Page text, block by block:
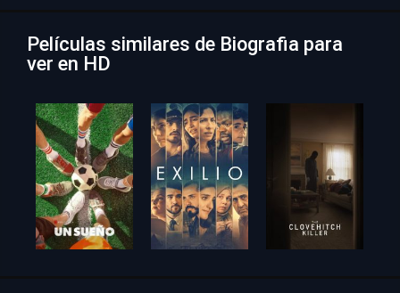
Películas similares de Biografia para
ver en HD